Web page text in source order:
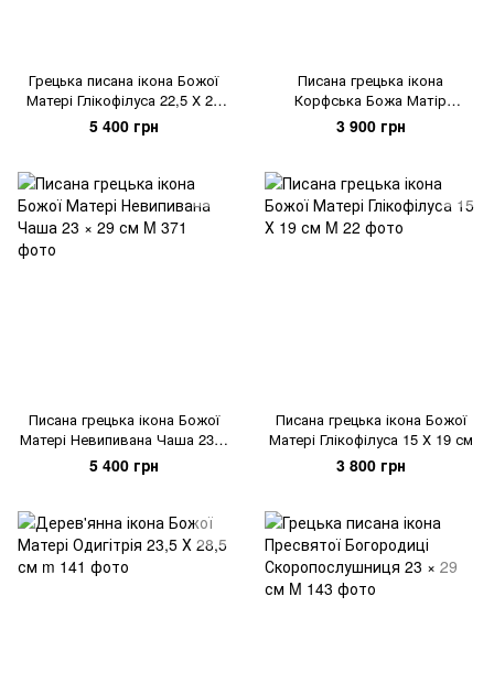
Грецька писана ікона Божої
Матері Глікофілуса 22,5 Х 29
см
5 400 грн
Писана грецька ікона
Корфська Божа Матір
(Керкіра) 16 × 20 см
3 900 грн
Писана грецька ікона Божої
Матері Невипивана Чаша 23 ×
29 см
5 400 грн
Писана грецька ікона Божої
Матері Глікофілуса 15 Х 19 см
3 800 грн